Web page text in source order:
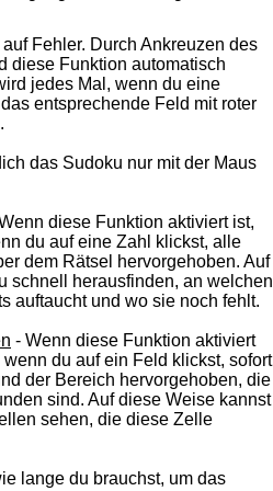
auf Fehler. Durch Ankreuzen des
diese Funktion automatisch
jedes Mal, wenn du eine
entsprechende Feld mit roter
das Sudoku nur mit der Maus
diese Funktion aktiviert ist,
du auf eine Zahl klickst, alle
dem Rätsel hervorgehoben. Auf
schnell herausfinden, an welchen
auftaucht und wo sie noch fehlt.
- Wenn diese Funktion aktiviert
du auf ein Feld klickst, sofort
der Bereich hervorgehoben, die
sind. Auf diese Weise kannst
sehen, die diese Zelle
lange du brauchst, um das